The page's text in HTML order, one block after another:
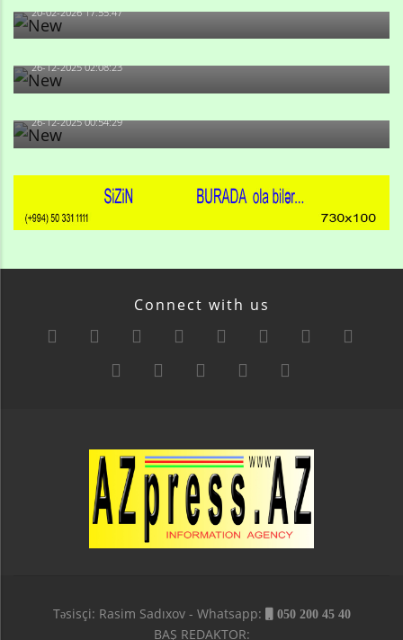
20-02-2026 17:55:47
Məni bura NAZİR GÖNDƏRİB - 1937-ci ildən fəaliyyətdə
26-12-2025 02:08:23
-Ay qız, sən məhkəməni udmayacaqsan... Sən bilirsən
də, məni...
26-12-2025 00:54:29
Connect with us
Təsisçi: Rasim Sadıxov - Whatsapp: 050 200 45 40
BAŞ REDAKTOR: